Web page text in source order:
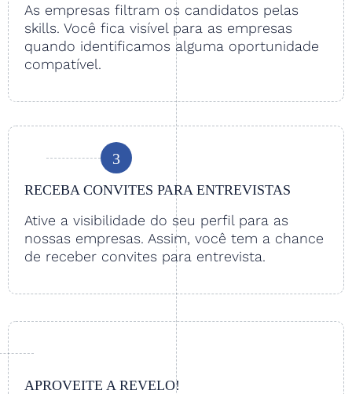
As empresas filtram os candidatos pelas
skills. Você fica visível para as empresas
quando identificamos alguma oportunidade
compatível.
3
RECEBA CONVITES PARA ENTREVISTAS
Ative a visibilidade do seu perfil para as
nossas empresas. Assim, você tem a chance
de receber convites para entrevista.
APROVEITE A REVELO!